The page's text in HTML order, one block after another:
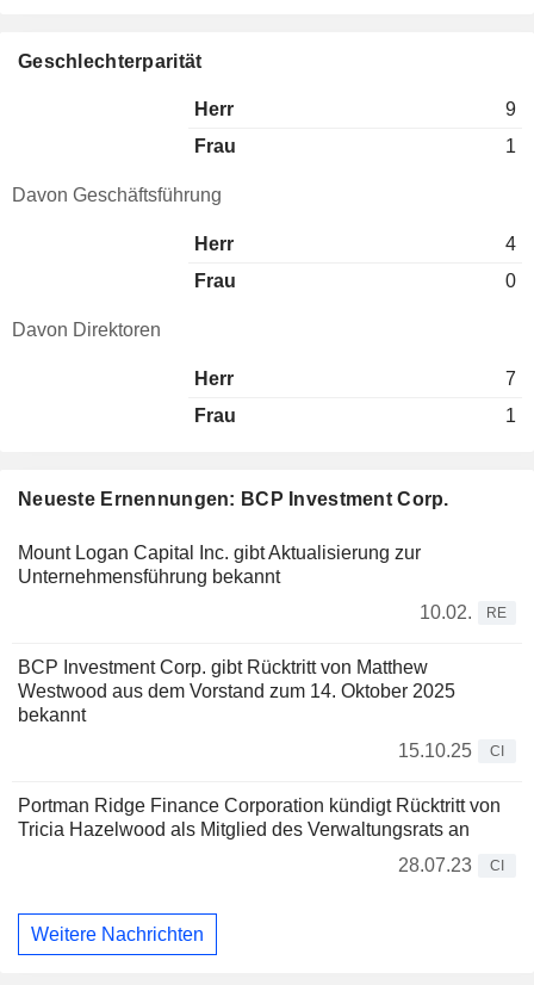
Neueste Ernennungen: BCP Investment Corp.
Mount Logan Capital Inc. gibt Aktualisierung zur
Unternehmensführung bekannt
10.02.
RE
BCP Investment Corp. gibt Rücktritt von Matthew
Westwood aus dem Vorstand zum 14. Oktober 2025
bekannt
15.10.25
CI
Portman Ridge Finance Corporation kündigt Rücktritt von
Tricia Hazelwood als Mitglied des Verwaltungsrats an
28.07.23
CI
Weitere Nachrichten
Geschlechterparität
Herr
9
Frau
1
Davon Geschäftsführung
Herr
4
Frau
0
Davon Direktoren
Herr
7
Frau
1